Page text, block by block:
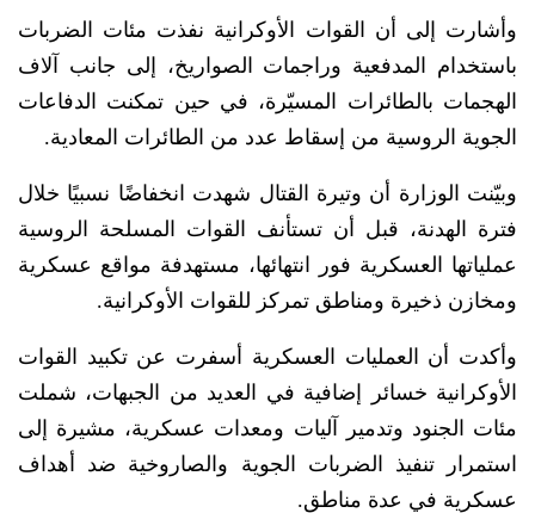
وأشارت إلى أن القوات الأوكرانية نفذت مئات الضربات
باستخدام المدفعية وراجمات الصواريخ، إلى جانب آلاف
الهجمات بالطائرات المسيّرة، في حين تمكنت الدفاعات
الجوية الروسية من إسقاط عدد من الطائرات المعادية.
وبيّنت الوزارة أن وتيرة القتال شهدت انخفاضًا نسبيًا خلال
فترة الهدنة، قبل أن تستأنف القوات المسلحة الروسية
عملياتها العسكرية فور انتهائها، مستهدفة مواقع عسكرية
ومخازن ذخيرة ومناطق تمركز للقوات الأوكرانية.
وأكدت أن العمليات العسكرية أسفرت عن تكبيد القوات
الأوكرانية خسائر إضافية في العديد من الجبهات، شملت
مئات الجنود وتدمير آليات ومعدات عسكرية، مشيرة إلى
استمرار تنفيذ الضربات الجوية والصاروخية ضد أهداف
عسكرية في عدة مناطق.